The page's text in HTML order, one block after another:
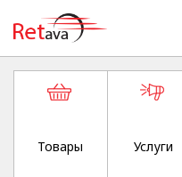
Товары Услуги